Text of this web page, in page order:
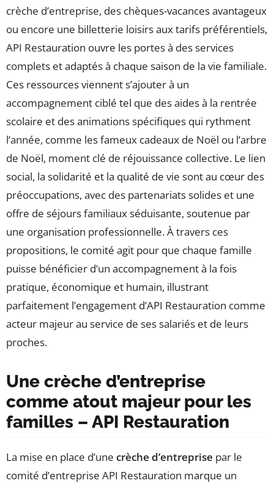
crèche d’entreprise, des chèques-vacances avantageux
ou encore une billetterie loisirs aux tarifs préférentiels,
API Restauration ouvre les portes à des services
complets et adaptés à chaque saison de la vie familiale.
Ces ressources viennent s’ajouter à un
accompagnement ciblé tel que des aides à la rentrée
scolaire et des animations spécifiques qui rythment
l’année, comme les fameux cadeaux de Noël ou l’arbre
de Noël, moment clé de réjouissance collective. Le lien
social, la solidarité et la qualité de vie sont au cœur des
préoccupations, avec des partenariats solides et une
offre de séjours familiaux séduisante, soutenue par
une organisation professionnelle. À travers ces
propositions, le comité agit pour que chaque famille
puisse bénéficier d’un accompagnement à la fois
pratique, économique et humain, illustrant
parfaitement l’engagement d’API Restauration comme
acteur majeur au service de ses salariés et de leurs
proches.
Une crèche d’entreprise
comme atout majeur pour les
familles – API Restauration
La mise en place d’une crèche d’entreprise par le
comité d’entreprise API Restauration marque un